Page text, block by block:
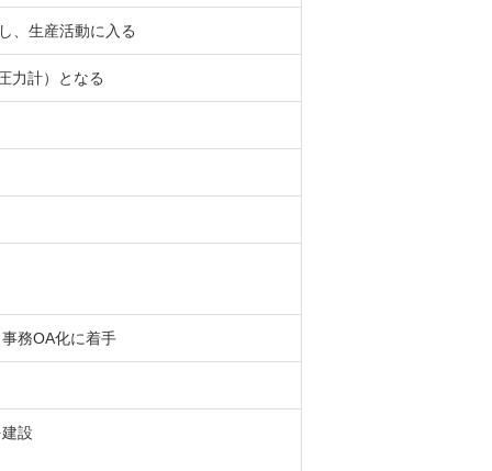
、生産活動に入る
力計）となる
務OA化に着手
設